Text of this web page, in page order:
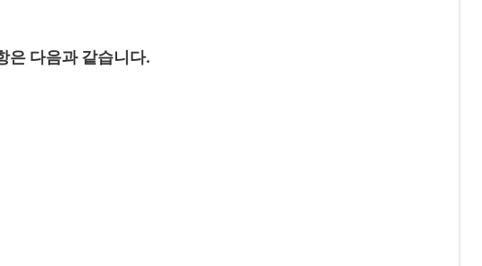
은 다음과 같습니다.